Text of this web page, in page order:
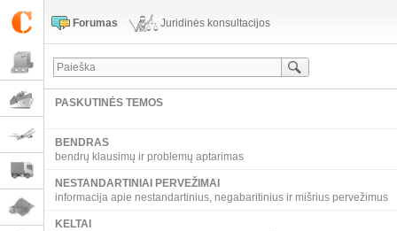
Forumas Juridinės konsultacijos
PASKUTINĖS TEMOS
BENDRAS
bendrų klausimų ir problemų aptarimas
NESTANDARTINIAI PERVEŽIMAI
informacija apie nestandartinius, negabaritinius ir mišrius pervežimus
KELTAI